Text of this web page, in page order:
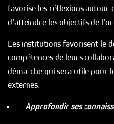
favorise les réflexions autour
d’atteindre les objectifs de
Les institutions favorisent le
compétences de leurs
démarche qui sera utile pour
externes.
Approfondir ses